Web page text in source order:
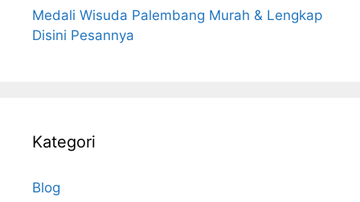
Medali Wisuda Palembang Murah & Lengkap
Disini Pesannya
Kategori
Blog